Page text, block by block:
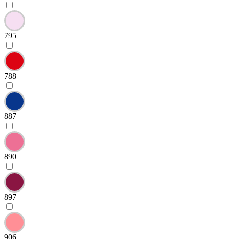
795
788
887
890
897
906